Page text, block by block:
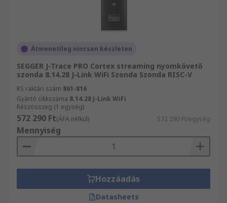
Átmenetileg nincsen készleten
SEGGER J-Trace PRO Cortex streaming nyomkövető
szonda 8.14.28 J-Link WiFi Szonda Szonda RISC-V
RS raktári szám 861-816
Gyártó cikkszáma 8.14.28 J-Link WiFi
Részösszeg (1 egység)
572 290 Ft(ÁFA nélkül) 572 290 Ft/egység
Mennyiség
Hozzáadás
Datasheets